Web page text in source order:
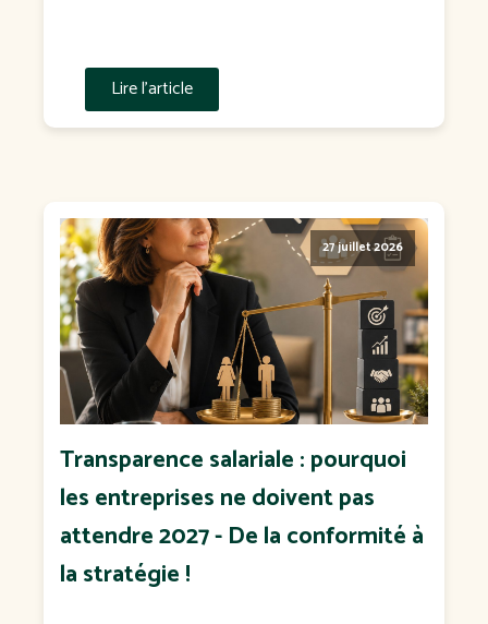
Lire l'article
27 juillet 2026
Transparence salariale : pourquoi
les entreprises ne doivent pas
attendre 2027 - De la conformité à
la stratégie !